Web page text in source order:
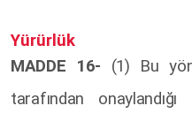
Yürürlük
MADDE 16- (1) Bu
tarafından